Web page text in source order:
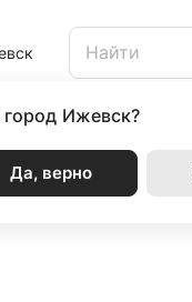
Ижевск?
Да, верно
Статьи Акции